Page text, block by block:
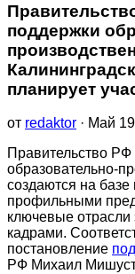
поддержки
планирует
от redaktor · Май
Правительство
образовательно-
создаются на
профильными
ключевые
кадрами.
постановление
РФ Михаил